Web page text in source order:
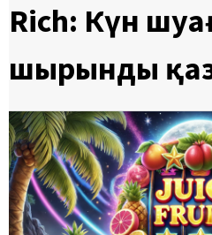
Rich: Күн
шырынды